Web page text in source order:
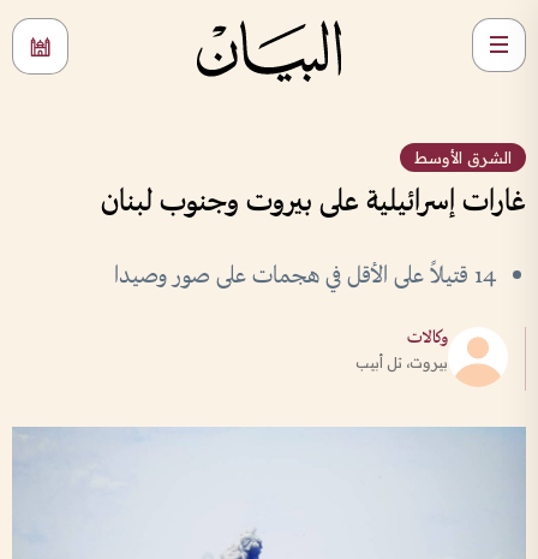
الشرق الأوسط
غارات إسرائيلية على بيروت وجنوب لبنان
14 قتيلاً على الأقل في هجمات على صور وصيدا
وكالات
بيروت، تل أبيب